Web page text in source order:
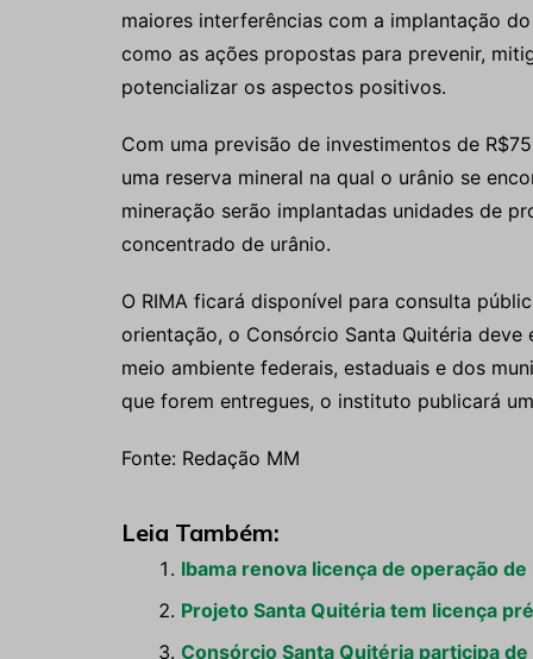
maiores interferências com a implantação
como as ações propostas para prevenir,
potencializar os aspectos positivos.
Com uma previsão de investimentos de
uma reserva mineral na qual o urânio se
mineração serão implantadas unidades de
concentrado de urânio.
O RIMA ficará disponível para consulta
orientação, o Consórcio Santa Quitéria
meio ambiente federais, estaduais e dos
que forem entregues, o instituto publicará
Fonte: Redação MM
Leia Também:
Ibama renova licença de operação
Projeto Santa Quitéria tem licença
Consórcio Santa Quitéria participa